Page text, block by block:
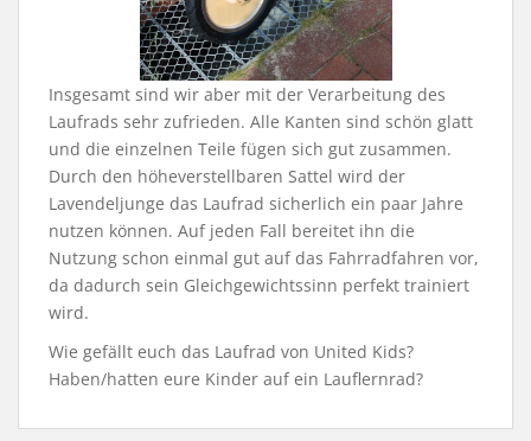
Insgesamt sind wir aber mit der Verarbeitung des
Laufrads sehr zufrieden. Alle Kanten sind schön glatt
und die einzelnen Teile fügen sich gut zusammen.
Durch den höheverstellbaren Sattel wird der
Lavendeljunge das Laufrad sicherlich ein paar Jahre
nutzen können. Auf jeden Fall bereitet ihn die
Nutzung schon einmal gut auf das Fahrradfahren vor,
da dadurch sein Gleichgewichtssinn perfekt trainiert
wird.
Wie gefällt euch das Laufrad von United Kids?
Haben/hatten eure Kinder auf ein Lauflernrad?